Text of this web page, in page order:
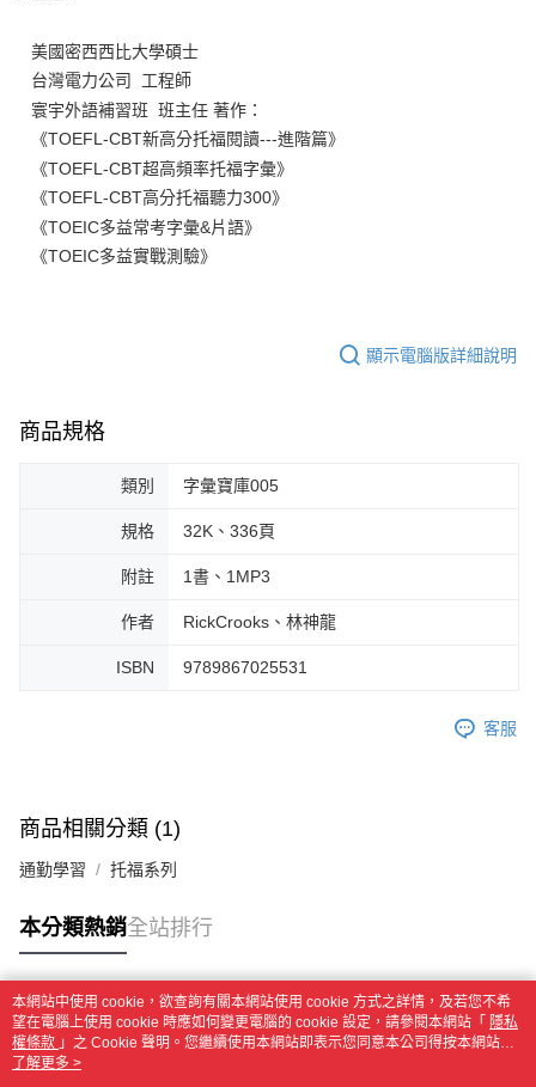
美國密西西比大學碩士
台灣電力公司 工程師
寰宇外語補習班 班主任 著作：
《TOEFL-CBT新高分托福閱讀---進階篇》
《TOEFL-CBT超高頻率托福字彙》
《TOEFL-CBT高分托福聽力300》
《TOEIC多益常考字彙&片語》
《TOEIC多益實戰測驗》
顯示電腦版詳細說明
商品規格
類別 字彙寶庫005
規格 32K、336頁
附註 1書、1MP3
作者 RickCrooks、林神龍
ISBN 9789867025531
客服
商品相關分類 (1)
通勤學習 托福系列
本分類熱銷全站排行
熱門標籤
本網站中使用 cookie，欲查詢有關本網站使用 cookie 方式之詳情，及若您不希
望在電腦上使用 cookie 時應如何變更電腦的 cookie 設定，請參閱本網站「 隱私
權條款 」之 Cookie 聲明。您繼續使用本網站即表示您同意本公司得按本網站使
用條款之 Cookie 聲明使用 cookie。
了解更多 >